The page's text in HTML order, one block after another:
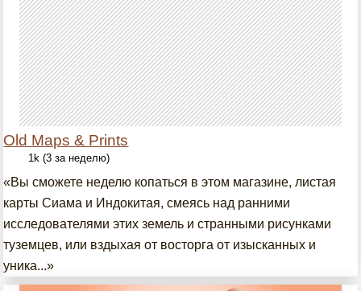
Old Maps & Prints
1k (3 за неделю)
«Вы сможете неделю копаться в этом магазине, листая
карты Сиама и Индокитая, смеясь над ранними
исследователями этих земель и странными рисунками
туземцев, или вздыхая от восторга от изысканных и
уника...»